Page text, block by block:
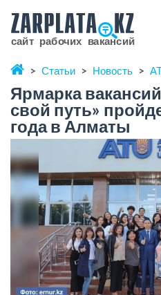
Статьи Новость
Ярмарка
свой путь»
года в Алматы